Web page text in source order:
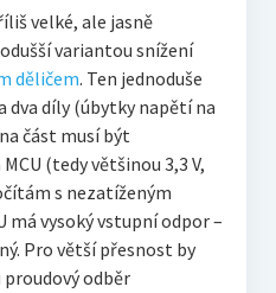
velké, ale jasně
variantou snížení
děličem. Ten jednoduše
dva díly (úbytky napětí na
část musí být
(tedy většinou 3,3 V,
s nezatíženým
má vysoký vstupní odpor –
Pro větší přesnost by
odběr